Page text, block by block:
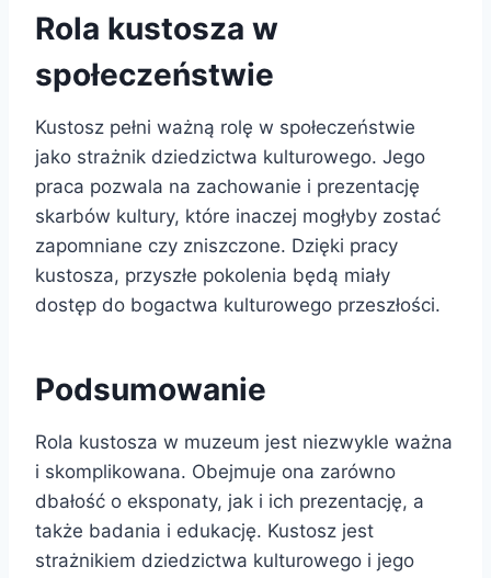
Rola kustosza w
społeczeństwie
Kustosz pełni ważną rolę w społeczeństwie
jako strażnik dziedzictwa kulturowego. Jego
praca pozwala na zachowanie i prezentację
skarbów kultury, które inaczej mogłyby zostać
zapomniane czy zniszczone. Dzięki pracy
kustosza, przyszłe pokolenia będą miały
dostęp do bogactwa kulturowego przeszłości.
Podsumowanie
Rola kustosza w muzeum jest niezwykle ważna
i skomplikowana. Obejmuje ona zarówno
dbałość o eksponaty, jak i ich prezentację, a
także badania i edukację. Kustosz jest
strażnikiem dziedzictwa kulturowego i jego